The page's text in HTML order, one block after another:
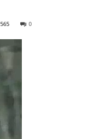
0
565